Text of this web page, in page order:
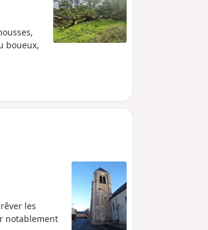
boueux,
les
notablement